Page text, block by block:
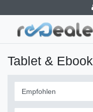
Tablet &